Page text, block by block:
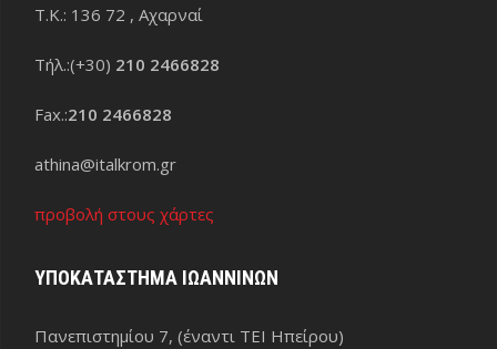
Τ.Κ.: 136 72 , Αχαρναί
Τήλ.:(+30) 210 2466828
Fax.:210 2466828
athina@italkrom.gr
προβολή στους χάρτες
ΥΠΟΚΑΤΑΣΤΗΜΑ ΙΩΑΝΝΙΝΩΝ
Πανεπιστημίου 7, (έναντι ΤΕΙ Ηπείρου)